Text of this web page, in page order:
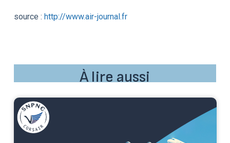
source : http://www.air-journal.fr
À lire aussi